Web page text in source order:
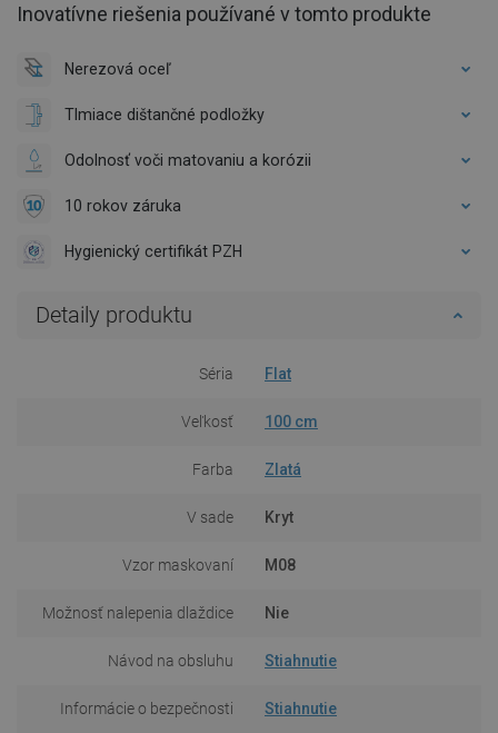
Inovatívne riešenia používané v tomto produkte
Nerezová oceľ
Tlmiace dištančné podložky
Odolnosť voči matovaniu a korózii
10 rokov záruka
Hygienický certifikát PZH
Detaily produktu
Séria Flat
Veľkosť 100 cm
Farba Zlatá
V sade Kryt
Vzor maskovaní M08
Možnosť nalepenia dlaždice Nie
Návod na obsluhu Stiahnutie
Informácie o bezpečnosti Stiahnutie